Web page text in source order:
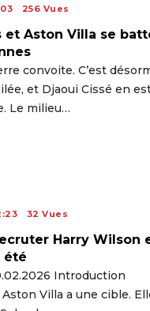
256 Vues
et Aston Villa se
convoite. C’est
et Djaoui Cissé en
Le milieu…
32 Vues
Harry Wilson
été
Introduction
Villa a une cible.